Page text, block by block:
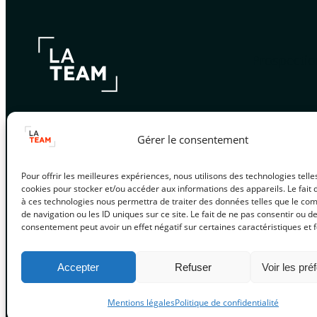
Gérer le consentement
Pour offrir les meilleures expériences, nous utilisons des technologies
cookies pour stocker et/ou accéder aux informations des appareils. Le fait
à ces technologies nous permettra de traiter des données telles que le
de navigation ou les ID uniques sur ce site. Le fait de ne pas consentir ou
consentement peut avoir un effet négatif sur certaines caractéristiques et
Accepter Refuser Voir les
Mentions légalesPolitique de confidentialité
Contactez-nous
contact@lateamarket.com
La TEAM 2025 – tous droits réservés.